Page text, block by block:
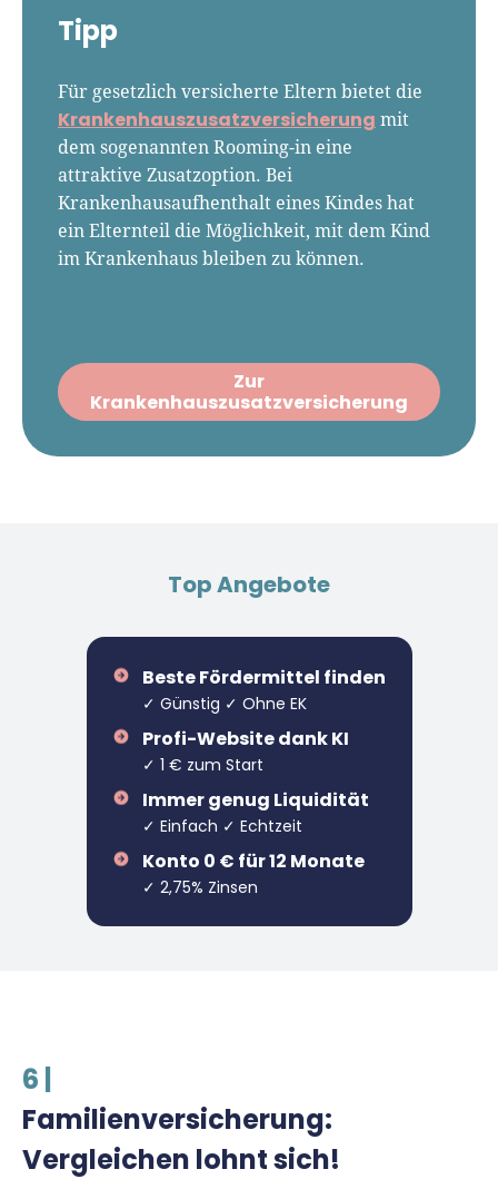
Tipp
Für gesetzlich versicherte Eltern bietet die
Krankenhauszusatzversicherung mit
dem sogenannten Rooming-in eine
attraktive Zusatzoption. Bei
Krankenhausaufhenthalt eines Kindes hat
ein Elternteil die Möglichkeit, mit dem Kind
im Krankenhaus bleiben zu können.
Zur
Krankenhauszusatzversicherung
Top Angebote
Beste Fördermittel finden
✓ Günstig ✓ Ohne EK
Profi-Website dank KI
✓ 1 € zum Start
Immer genug Liquidität
✓ Einfach ✓ Echtzeit
Konto 0 € für 12 Monate
✓ 2,75% Zinsen
6 |
Familienversicherung:
Vergleichen lohnt sich!